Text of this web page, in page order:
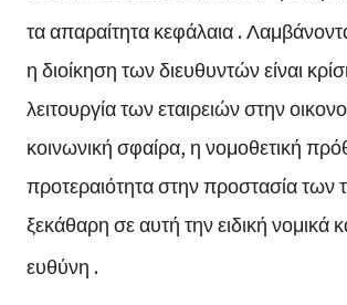
τα απαραίτητα κεφάλαια.
η διοίκηση των διευθυντών είναι
λειτουργία των εταιρειών στην
κοινωνική σφαίρα, η νομοθετική
προτεραιότητα στην προστασία των
ξεκάθαρη σε αυτή την ειδική νομικά
ευθύνη .